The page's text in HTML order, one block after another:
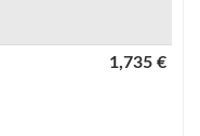
1,735 €